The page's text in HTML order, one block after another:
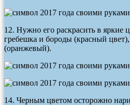
12. Нужно его раскрасить в яркие
гребешка и бороды (красный
(оранжевый).
14. Черным цветом осторожно